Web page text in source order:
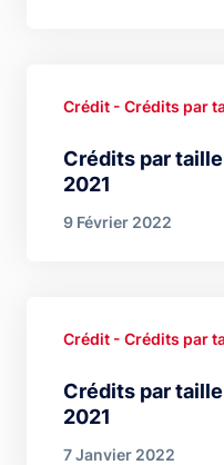
Crédits par
2021
Crédit - Crédits par
9 Février 2022
Crédits par
2021
Crédit - Crédits par
7 Janvier 2022